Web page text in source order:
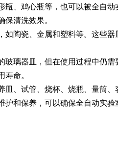
2/F2实验
瓶机
清洗机
、鸡心瓶等，也可以被全自
清洗效果。
陶瓷、金属和塑料等。这些
璃器皿，但在使用过程中仍
命。
、试管、烧杯、烧瓶、量筒
和保养，可以确保全自动实验